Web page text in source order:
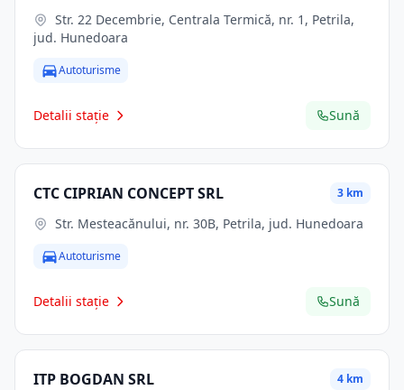
jud. Hunedoara
Autoturisme
Detalii stație Sună
CTC CIPRIAN CONCEPT SRL 3 km
Str. Mesteacănului, nr. 30B, Petrila, jud. Hunedoara
Autoturisme
Detalii stație Sună
ITP BOGDAN SRL 4 km